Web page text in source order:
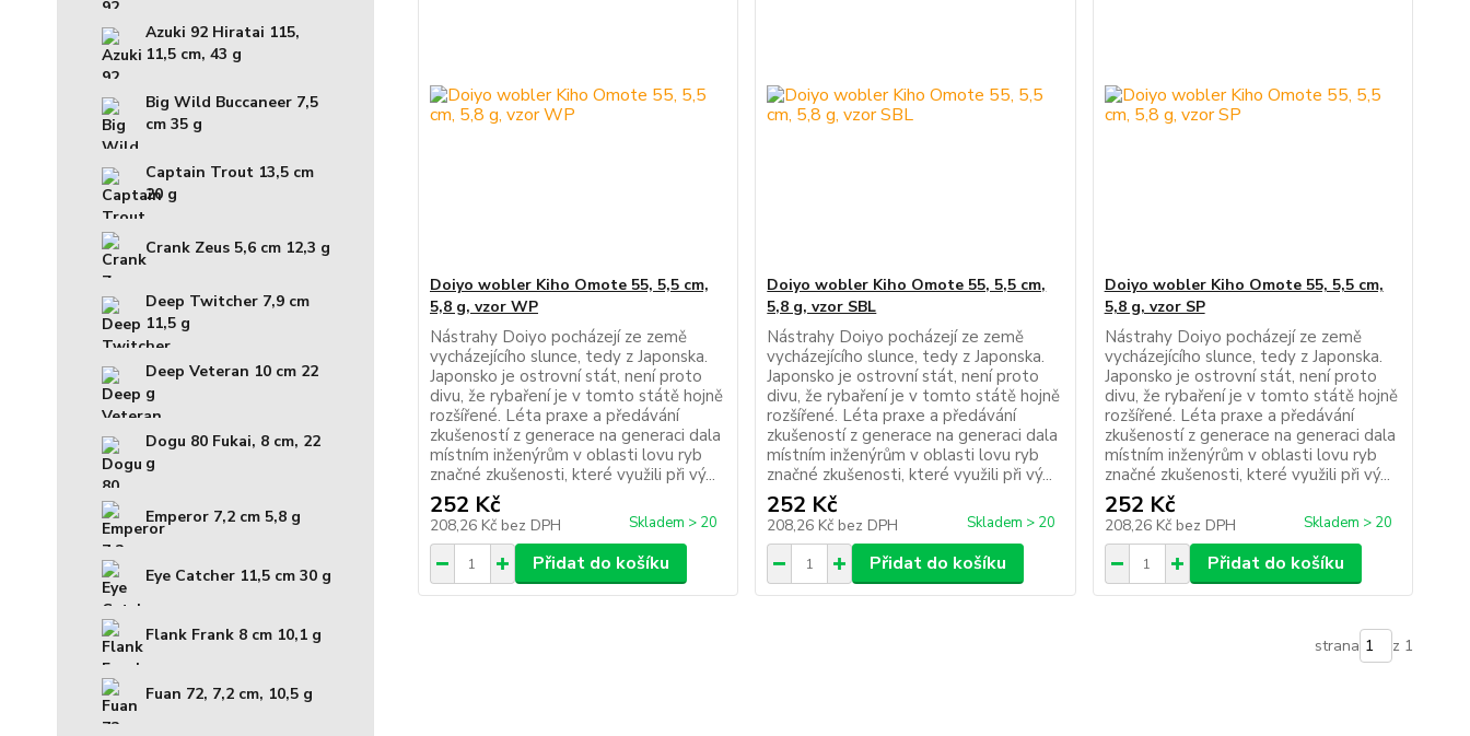
Azuki 92 Hiratai 115,
11,5 cm, 43 g
Big Wild Buccaneer 7,5
cm 35 g
Captain Trout 13,5 cm
20 g
Crank Zeus 5,6 cm 12,3 g
Deep Twitcher 7,9 cm
11,5 g
Deep Veteran 10 cm 22
g
Dogu 80 Fukai, 8 cm, 22
g
Emperor 7,2 cm 5,8 g
Eye Catcher 11,5 cm 30 g
Flank Frank 8 cm 10,1 g
Fuan 72, 7,2 cm, 10,5 g
Doiyo wobler Kiho Omote 55, 5,5 cm,
5,8 g, vzor WP
Nástrahy Doiyo pocházejí ze země
vycházejícího slunce, tedy z Japonska.
Japonsko je ostrovní stát, není proto
divu, že rybaření je v tomto státě hojně
rozšířené. Léta praxe a předávání
zkušeností z generace na generaci dala
místním inženýrům v oblasti lovu ryb
značné zkušenosti, které využili při vý...
252 Kč
208,26 Kč bez DPH Skladem > 20
Přidat do košíku
Doiyo wobler Kiho Omote 55, 5,5 cm,
5,8 g, vzor SBL
Nástrahy Doiyo pocházejí ze země
vycházejícího slunce, tedy z Japonska.
Japonsko je ostrovní stát, není proto
divu, že rybaření je v tomto státě hojně
rozšířené. Léta praxe a předávání
zkušeností z generace na generaci dala
místním inženýrům v oblasti lovu ryb
značné zkušenosti, které využili při vý...
252 Kč
208,26 Kč bez DPH Skladem > 20
Přidat do košíku
Doiyo wobler Kiho Omote 55, 5,5 cm,
5,8 g, vzor SP
Nástrahy Doiyo pocházejí ze země
vycházejícího slunce, tedy z Japonska.
Japonsko je ostrovní stát, není proto
divu, že rybaření je v tomto státě hojně
rozšířené. Léta praxe a předávání
zkušeností z generace na generaci dala
místním inženýrům v oblasti lovu ryb
značné zkušenosti, které využili při vý...
252 Kč
208,26 Kč bez DPH Skladem > 20
Přidat do košíku
strana z 1